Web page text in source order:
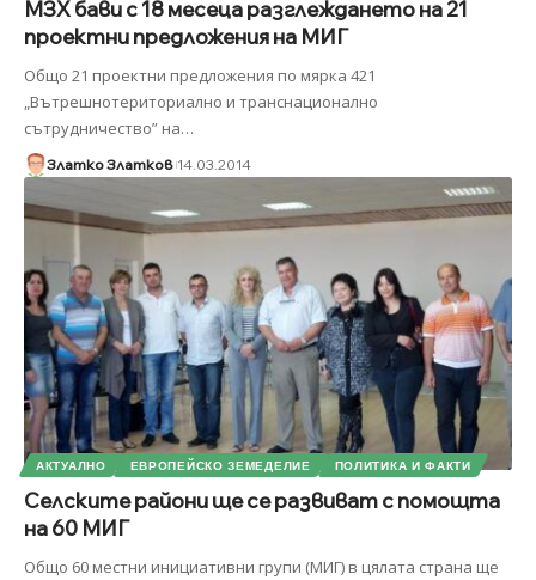
МЗХ бави с 18 месеца разглеждането на 21
проектни предложения на МИГ
Общо 21 проектни предложения по мярка 421
„Вътрешнотериториално и транснационално
сътрудничество” на…
Златко Златков 14.03.2014
АКТУАЛНО ЕВРОПЕЙСКО ЗЕМЕДЕЛИЕ ПОЛИТИКА И ФАКТИ
Селските райони ще се развиват с помощта
на 60 МИГ
Общо 60 местни инициативни групи (МИГ) в цялата страна ще